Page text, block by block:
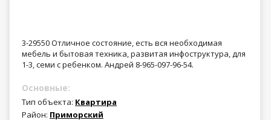
3-29550 Отличное состояние, есть вся необходимая
мебель и бытовая техника, развитая инфоструктура, для
1-3, семи с ребенком. Андрей 8-965-097-96-54.
Основные:
Тип объекта: Квартира
Район: Приморский